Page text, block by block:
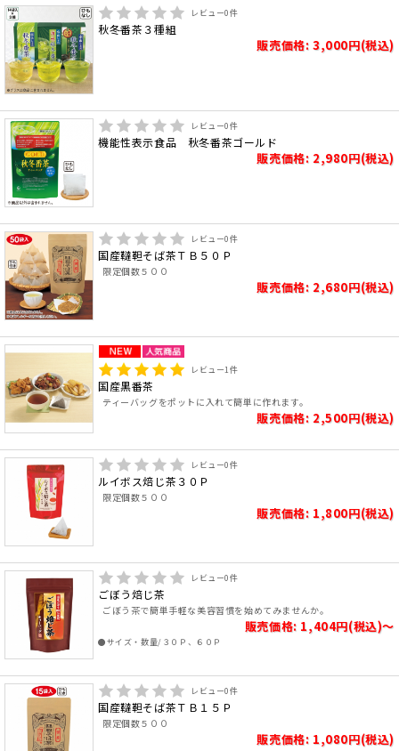
レビュー0件
秋冬番茶３種組
販売価格: 3,000円(税込)
レビュー0件
機能性表示食品 秋冬番茶ゴールド
販売価格: 2,980円(税込)
レビュー0件
国産韃靼そば茶ＴＢ５０Ｐ
限定個数５００
販売価格: 2,680円(税込)
レビュー1件
国産黒番茶
ティーバッグをポットに入れて簡単に作れます。
販売価格: 2,500円(税込)
レビュー0件
ルイボス焙じ茶３０Ｐ
限定個数５００
販売価格: 1,800円(税込)
レビュー0件
ごぼう焙じ茶
ごぼう茶で簡単手軽な美容習慣を始めてみませんか。
販売価格: 1,404円(税込)～
●サイズ・数量/３０Ｐ、６０Ｐ
レビュー0件
国産韃靼そば茶ＴＢ１５Ｐ
限定個数５００
販売価格: 1,080円(税込)